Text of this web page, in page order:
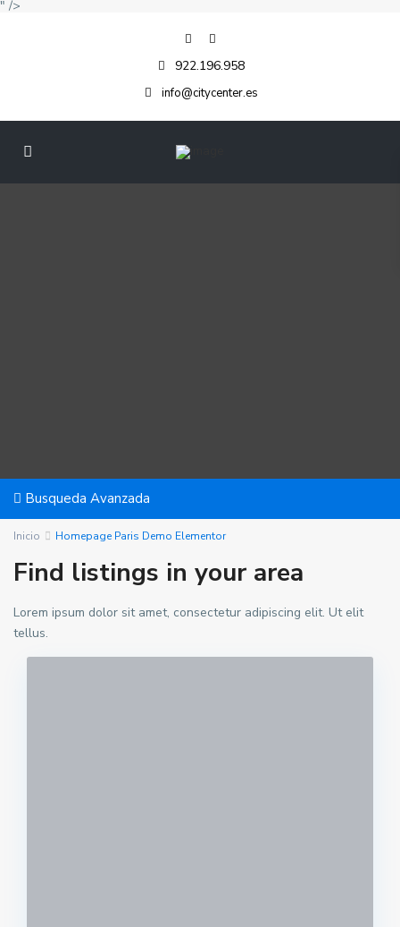
" />
922.196.958
info@citycenter.es
Busqueda Avanzada
Inicio Homepage Paris Demo Elementor
Find listings in your area
Lorem ipsum dolor sit amet, consectetur adipiscing elit. Ut elit
tellus.